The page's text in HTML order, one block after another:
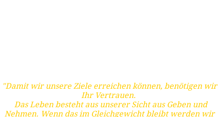
"Damit wir unsere Ziele erreichen können, benötigen wir
Ihr Vertrauen.
Das Leben besteht aus unserer Sicht aus Geben und
Nehmen. Wenn das im Gleichgewicht bleibt werden wir